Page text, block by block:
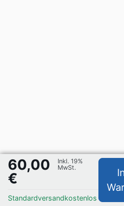
60,00
€
Inkl. 19%
MwSt.
Standardversandkostenlos